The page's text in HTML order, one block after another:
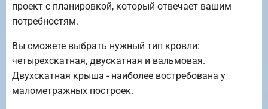
проект с планировкой, который отвечает вашим
потребностям.
Вы сможете выбрать нужный тип кровли:
четырехскатная, двускатная и вальмовая.
Двухскатная крыша - наиболее востребована у
малометражных построек.